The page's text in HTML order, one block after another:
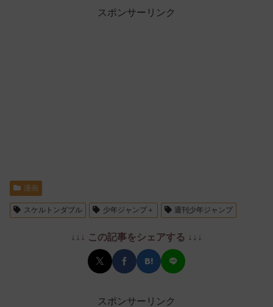
スポンサーリンク
漫画
スケルトンダブル 少年ジャンプ＋ 週刊少年ジャンプ
↓↓↓ この記事をシェアする ↓↓↓
スポンサーリンク